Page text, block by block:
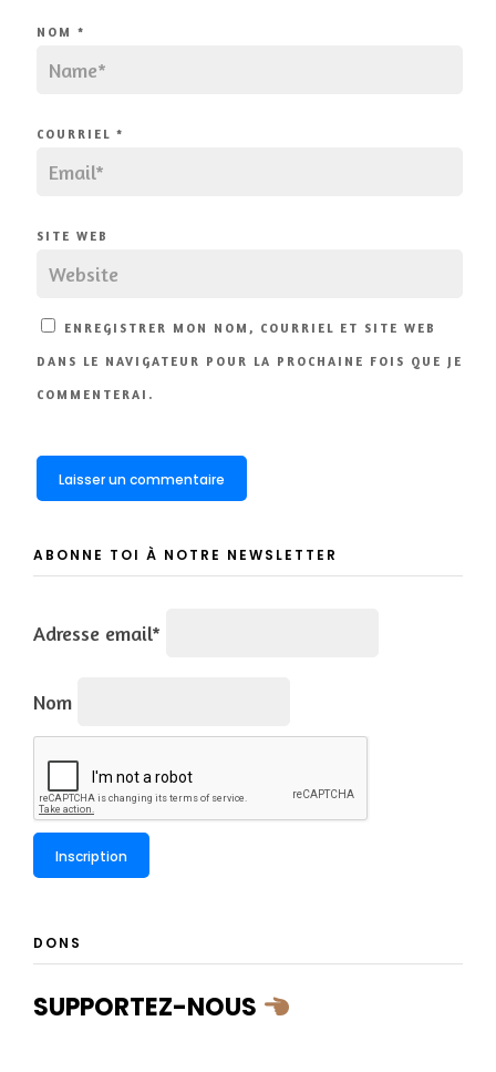
NOM *
COURRIEL *
SITE WEB
ENREGISTRER MON NOM, COURRIEL ET SITE WEB
DANS LE NAVIGATEUR POUR LA PROCHAINE FOIS QUE JE
COMMENTERAI.
ABONNE TOI À NOTRE NEWSLETTER
Adresse email*
Nom
DONS
SUPPORTEZ-NOUS